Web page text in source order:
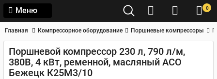
Меню 0
Главная Компрессорное оборудование Поршневые компрессоры
Поршневой компрессор 230 л, 790 л/м,
380В, 4 кВт, ременной, масляный АСО
Бежецк К25М3/10